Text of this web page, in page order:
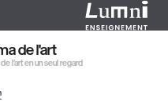
de l'art
de l’art en un seul regard